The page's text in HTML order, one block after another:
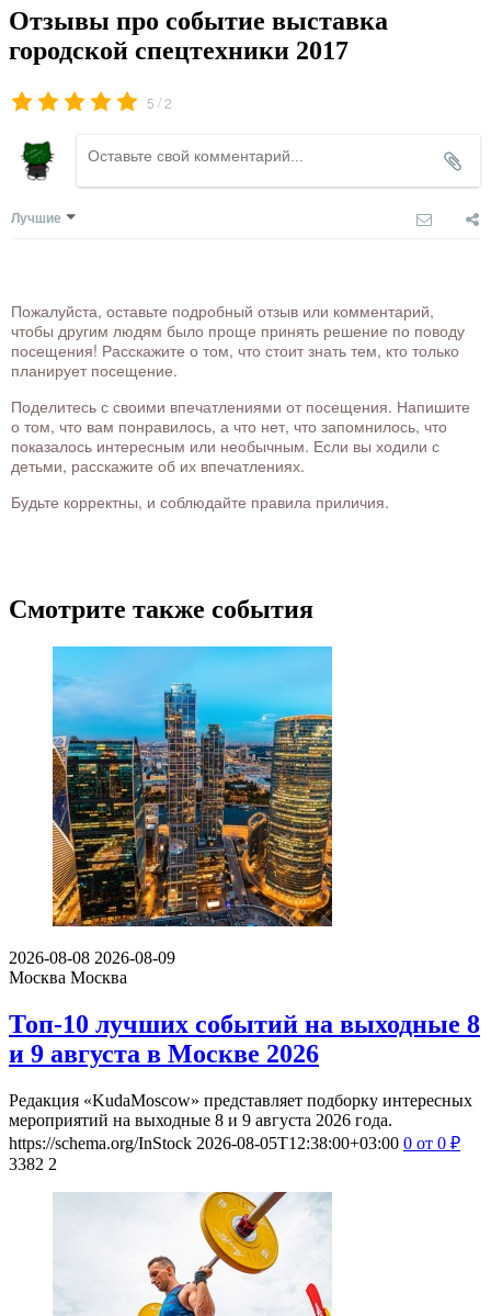
Отзывы про событие выставка
городской спецтехники 2017
5 /2
Лучшие
Пожалуйста, оставьте подробный отзыв или комментарий,
чтобы другим людям было проще принять решение по поводу
посещения! Расскажите о том, что стоит знать тем, кто только
планирует посещение.
Поделитесь с своими впечатлениями от посещения. Напишите
о том, что вам понравилось, а что нет, что запомнилось, что
показалось интересным или необычным. Если вы ходили с
детьми, расскажите об их впечатлениях.
Будьте корректны, и соблюдайте правила приличия.
Смотрите также события
2026-08-08 2026-08-09
Москва Москва
Топ-10 лучших событий на выходные 8
и 9 августа в Москве 2026
Редакция «KudaMoscow» представляет подборку интересных
мероприятий на выходные 8 и 9 августа 2026 года.
https://schema.org/InStock 2026-08-05T12:38:00+03:00 0 от 0 ₽
3382 2